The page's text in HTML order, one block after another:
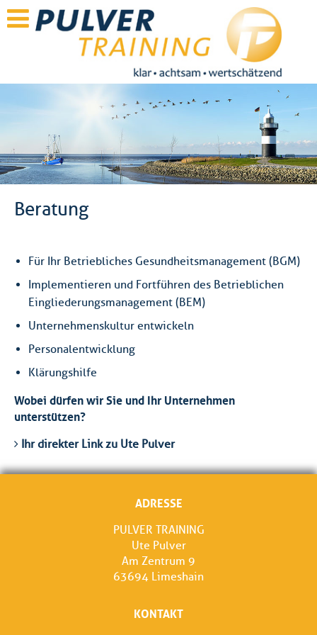
Beratung
Für Ihr Betriebliches Gesundheitsmanagement (BGM)
Implementieren und Fortführen des Betrieblichen
Eingliederungsmanagement (BEM)
Unternehmenskultur entwickeln
Personalentwicklung
Klärungshilfe
Wobei dürfen wir Sie und Ihr Unternehmen
unterstützen?
Ihr direkter Link zu Ute Pulver
ADRESSE
PULVER TRAINING
Ute Pulver
Am Zentrum 9
63694 Limeshain
KONTAKT